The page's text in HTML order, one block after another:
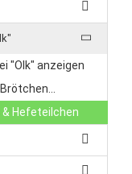
"Olk" anzeigen
Hefeteilchen